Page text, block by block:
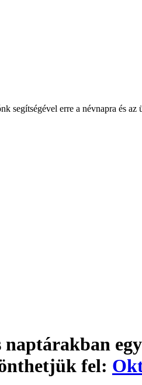
segítségével erre a névnapra és
naptárakban
fel: